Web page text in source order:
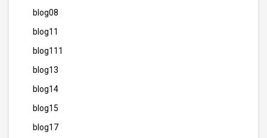
blog08
blog11
blog111
blog13
blog14
blog15
blog17